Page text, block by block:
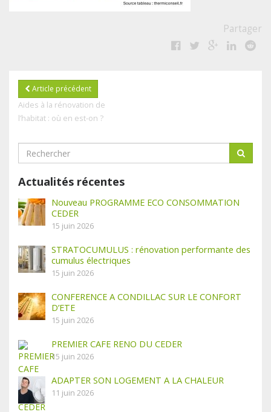
Partager
Article précédent
Aides à la rénovation de
l’habitat : où en est-on ?
Actualités récentes
Nouveau PROGRAMME ECO CONSOMMATION
CEDER
15 juin 2026
STRATOCUMULUS : rénovation performante des
cumulus électriques
15 juin 2026
CONFERENCE A CONDILLAC SUR LE CONFORT
D’ETE
15 juin 2026
PREMIER CAFE RENO DU CEDER
15 juin 2026
ADAPTER SON LOGEMENT A LA CHALEUR
11 juin 2026